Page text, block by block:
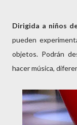
Dirigida a niños
pueden
objetos. Podrán
hacer música,